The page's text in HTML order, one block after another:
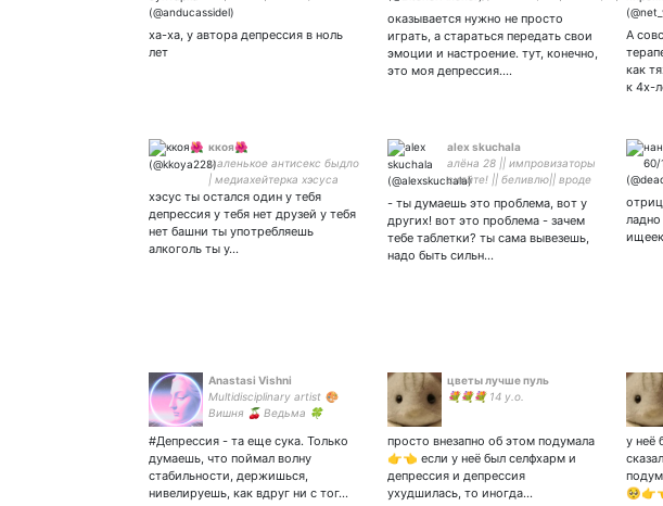
ха-ха, у автора депрессия в ноль
лет
ноги,сухая,бесявая подружка хуюшка
оказывается нужно не просто
играть, а стараться передать свои
эмоции и настроение. тут, конечно,
это моя депрессия.…
А
как
к 4х-
ккоя🌺
маленькое антисекс быдло
| медиахейтерка хэсуса
хэсус ты остался один у тебя
депрессия у тебя нет друзей у тебя
нет башни ты употребляешь
алкоголь ты у…
alex skuchala
алёна 28 || импровизаторы
сияйте! || беливлю|| вроде
вроде…
- ты думаешь это проблема, вот у
других! вот это проблема - зачем
тебе таблетки? ты сама вывезешь,
надо быть сильн…
ищеек
Anastasi Vishni
Multidisciplinary artist 🎨
Вишня 🍒 Ведьма 🍀
#Депрессия - та еще сука. Только
думаешь, что поймал волну
стабильности, держишься,
нивелируешь, как вдруг ни с тог…
цветы лучше пуль
💐💐💐 14 y.o.
просто внезапно об этом подумала
👉👈 если у неё был селфхарм и
депрессия и депрессия
ухудшилась, то иногда…
у неё